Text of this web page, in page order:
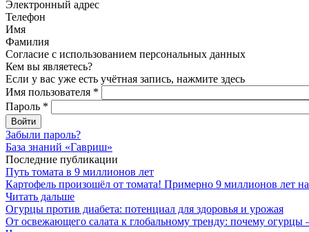
Электронный адрес
Телефон
Имя
Фамилия
Согласие с использованием персональных данных
Кем вы являетесь?
Если у вас уже есть учётная запись, нажмите здесь
Имя пользователя *
Пароль *
Забыли пароль?
База знаний «Гавриш»
Последние публикации
Путь томата в 9 миллионов лет
Картофель произошёл от томата! Примерно 9 миллионов лет
Читать дальше
Огурцы против диабета: потенциал для здоровья и урожая
От освежающего салата к глобальному тренду: почему огурцы